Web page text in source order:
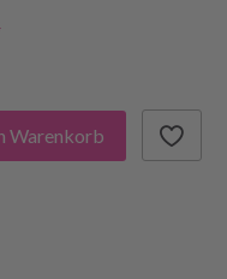
Warenkorb